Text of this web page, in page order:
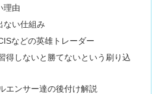
理由
ない仕組み
などの英雄トレーダー
得しないと勝てないという刷り込
エンサー達の後付け解説